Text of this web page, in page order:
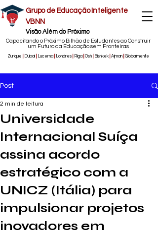
Grupo de Educação Inteligente
VBNN
Visão Além do Próximo
Capacitando o Próximo Bilhão de Estudantes ao Construir
um Futuro da Educação sem Fronteiras
Zurique Dubai Lucerna Londres Riga Osh Bishkek Ajman Globalmente
Post
Universidade
Internacional Suíça
assina acordo
estratégico com a
UNICZ (Itália) para
impulsionar projetos
inovadores em
2 min de leitura